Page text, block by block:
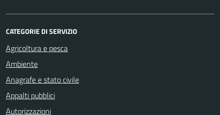
CATEGORIE DI SERVIZIO
Agricoltura e pesca
Ambiente
Anagrafe e stato civile
Appalti pubblici
Autorizzazioni